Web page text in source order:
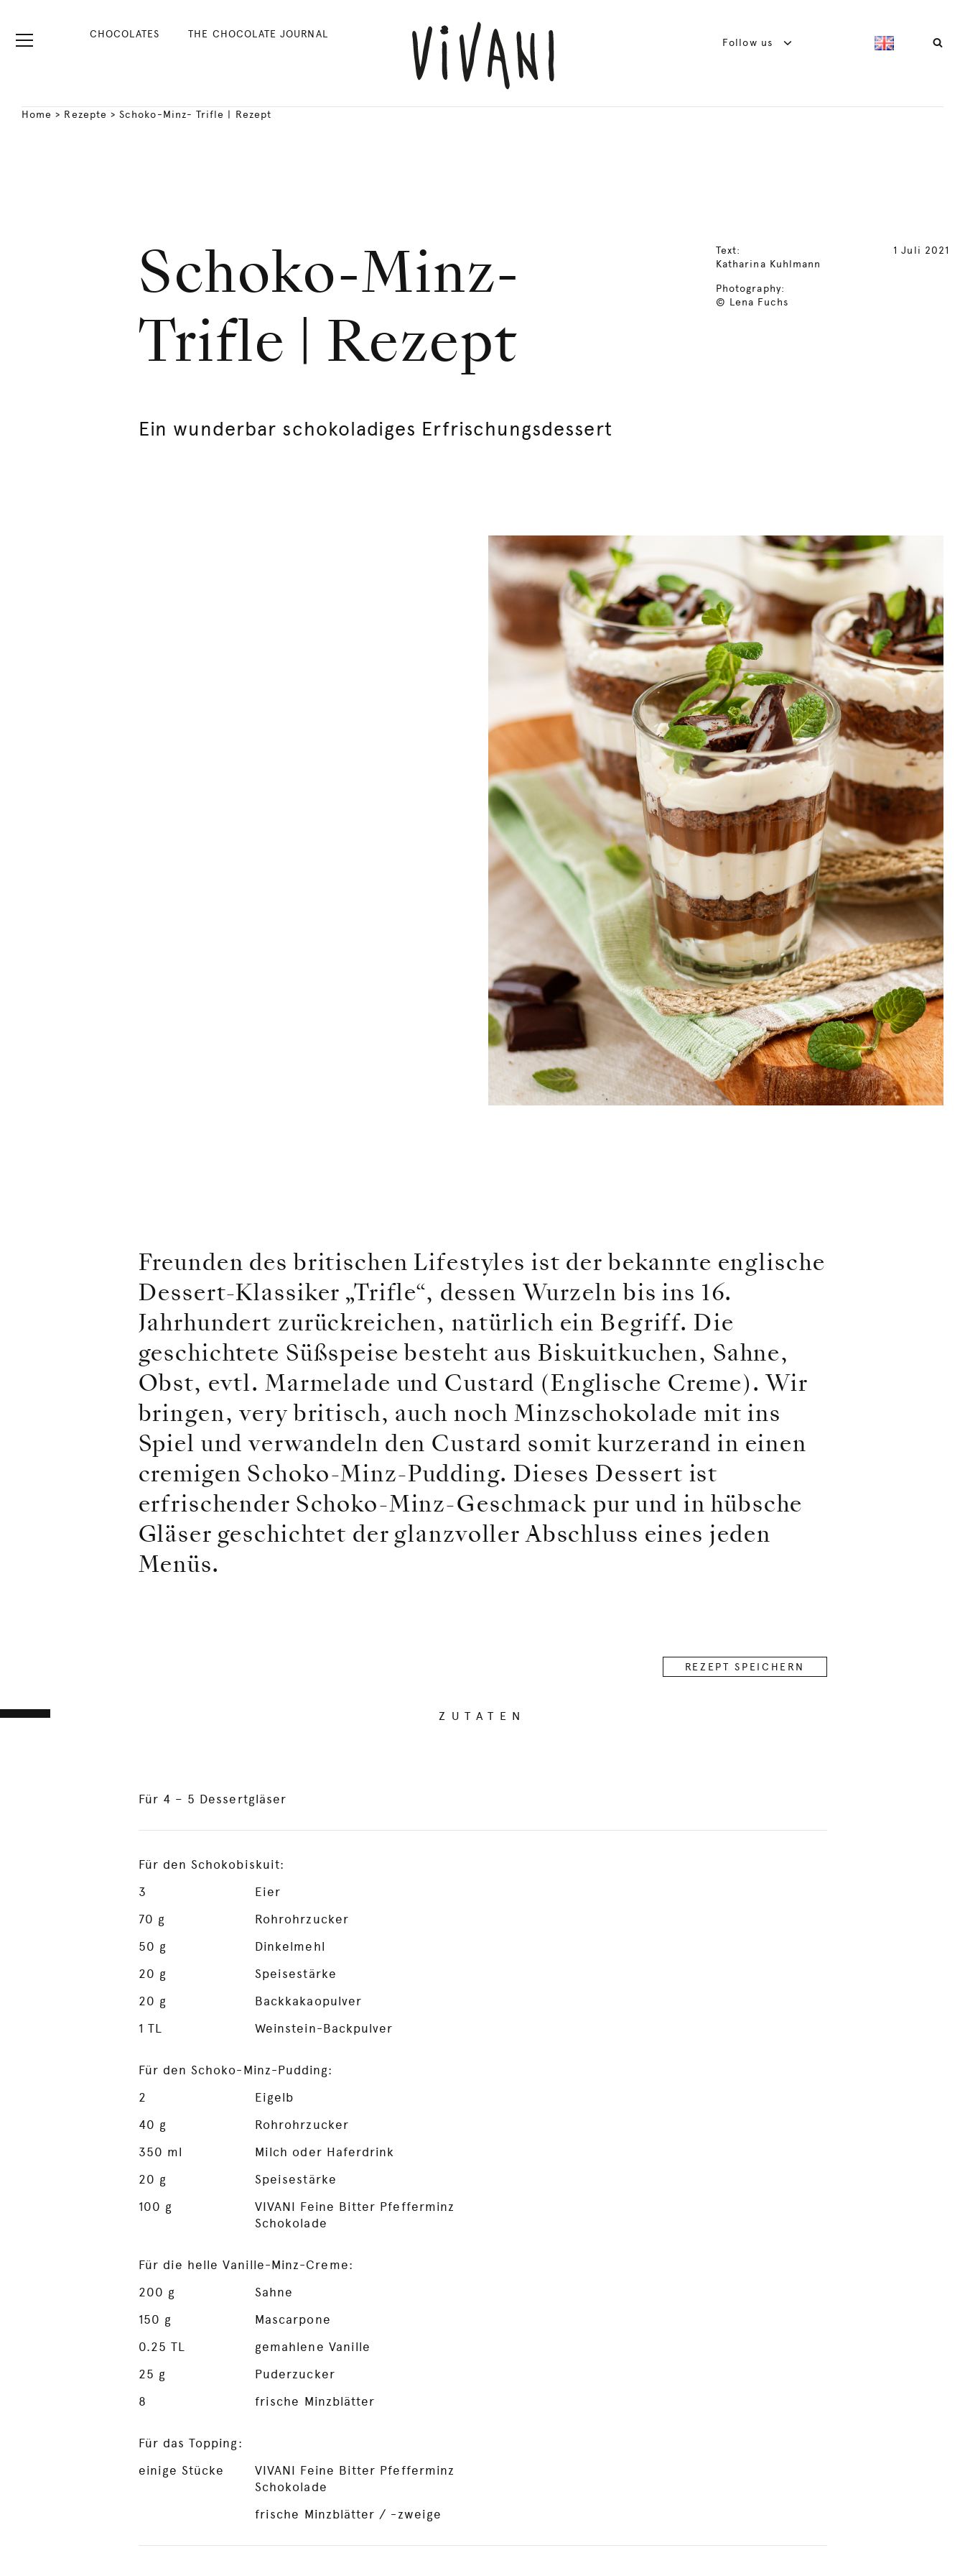
CHOCOLATES THE CHOCOLATE JOURNAL
Follow us
Home > Rezepte >Schoko-Minz- Trifle | Rezept
Schoko-Minz-
Trifle | Rezept
Ein wunderbar schokoladiges Erfrischungsdessert
Text:
Katharina Kuhlmann
Photography:
© Lena Fuchs
1 Juli 2021
Freunden des britischen Lifestyles ist der bekannte englische
Dessert-Klassiker „Trifle“, dessen Wurzeln bis ins 16.
Jahrhundert zurückreichen, natürlich ein Begriff. Die
geschichtete Süßspeise besteht aus Biskuitkuchen, Sahne,
Obst, evtl. Marmelade und Custard (Englische Creme). Wir
bringen, very britisch, auch noch Minzschokolade mit ins
Spiel und verwandeln den Custard somit kurzerand in einen
cremigen Schoko-Minz-Pudding. Dieses Dessert ist
erfrischender Schoko-Minz-Geschmack pur und in hübsche
Gläser geschichtet der glanzvoller Abschluss eines jeden
Menüs.
REZEPT SPEICHERN
ZUTATEN
Für 4 – 5 Dessertgläser
Für den Schokobiskuit:
3
Eier
70 g
Rohrohrzucker
50 g
Dinkelmehl
20 g
Speisestärke
20 g
Backkakaopulver
1 TL Weinstein-Backpulver
Für den Schoko-Minz-Pudding:
2
Eigelb
40 g
Rohrohrzucker
350 ml
Milch oder Haferdrink
20 g
Speisestärke
100 g
VIVANI Feine Bitter Pfefferminz
Schokolade
Für die helle Vanille-Minz-Creme:
200 g
Sahne
150 g
Mascarpone
0.25 TL
gemahlene Vanille
25 g
Puderzucker
8
frische Minzblätter
Für das Topping:
einige Stücke
VIVANI Feine Bitter Pfefferminz
Schokolade
frische Minzblätter / -zweige